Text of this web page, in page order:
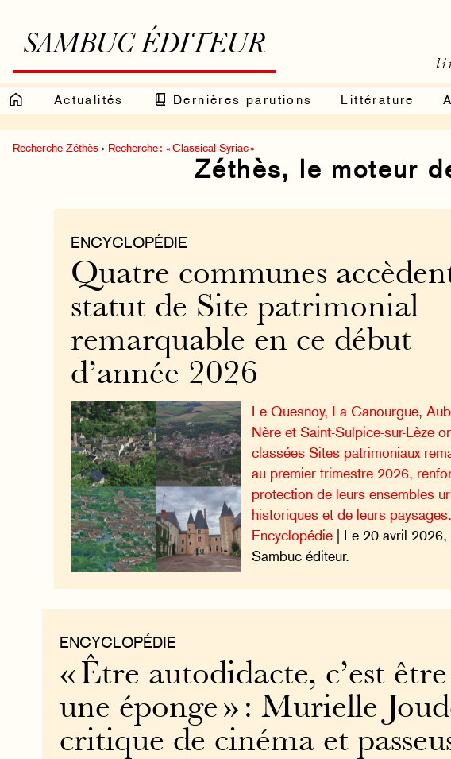
SAMBUC ÉDITEUR
Actualités Dernières parutions Littérature
Recherche Zéthès › Recherche : « Classical Syriac »
Zéthès, le moteur
ENCYCLOPÉDIE
Quatre communes
statut de Site patrimonial
remarquable en ce début
d’année 2026
Le Quesnoy, La Canourgue,
Nère et Saint-Sulpice-sur-Lèze
classées Sites patrimoniaux
au premier trimestre 2026,
protection de leurs ensembles
historiques et de leurs paysages.
Encyclopédie | Le 20 avril 2026,
Sambuc éditeur.
ENCYCLOPÉDIE
« Être autodidacte, c’est être
une éponge » : Murielle
critique de cinéma et